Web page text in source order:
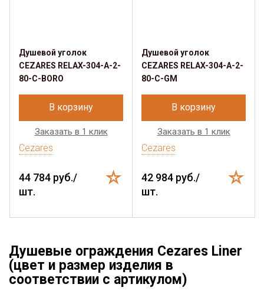
Душевой уголок
CEZARES RELAX-304-A-2-
80-C-BORO
В корзину
Заказать в 1 клик
Cezares
44 784 руб./
шт.
Душевой уголок
CEZARES RELAX-304-A-2-
80-C-GM
В корзину
Заказать в 1 клик
Cezares
42 984 руб./
шт.
Душевые ограждения Cezares Liner
(цвет и размер изделия в
соответствии с артикулом)